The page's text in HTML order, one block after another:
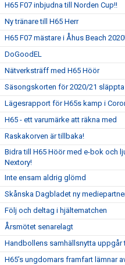
H65 F07 inbjudna till Norden Cup!!
Ny tränare till H65 Herr
H65 F07 mästare i Åhus Beach
DoGoodEL
Nätverksträff med H65 Höör
Säsongskorten för 2020/21 släppta
Lägesrapport för H65s kamp i
H65 - ett varumärke att räkna med
Raskakorven är tillbaka!
Bidra till H65 Höör med e-bok och
Nextory!
Inte ensam aldrig glömd
Skånska Dagbladet ny
Följ och deltag i hjältematchen
Årsmötet senarelagt
Handbollens samhällsnytta uppgår
H65’s ungdomars framfart lämnar